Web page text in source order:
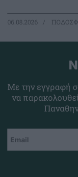
06.08.2026
Με την εγγραφή
να